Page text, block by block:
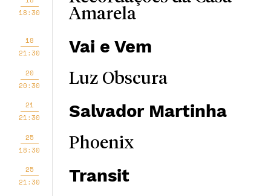
18:30
Amarela
18
21:30
Vai e Vem
20
20:30
Luz Obscura
21
21:30
Salvador Martinha
25
18:30
Phoenix
25
21:30
Transit